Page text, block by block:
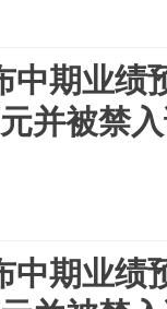
中期业绩
并被禁
中期业绩